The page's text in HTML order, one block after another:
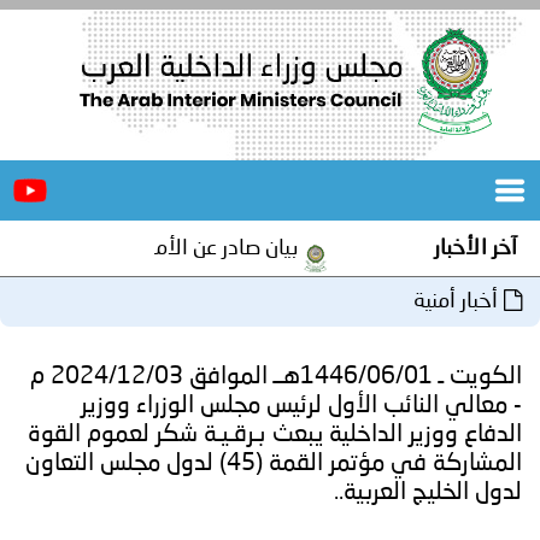
الرئيسية
المكاتب
المجلس
مؤتمرات
و
اجتماعات
جهود
و
برامج
آخر الأخبار بيان صادر عن الأمانة العامة لمجلس
أخبار أمنية
الكويت ـ 1446/06/01هــ الموافق 2024/12/03 م
- معالي النائب الأول لرئيس مجلس الوزراء ووزير
الدفاع ووزير الداخلية يبعث بـرقـيـة شكر لعموم القوة
المشاركة في مؤتمر القمة (45) لدول مجلس التعاون
لدول الخليج العربية..